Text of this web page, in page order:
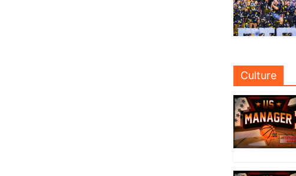
Culture